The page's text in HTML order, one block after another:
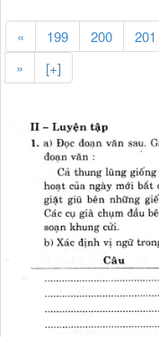
« 199 200 201
»
[+]